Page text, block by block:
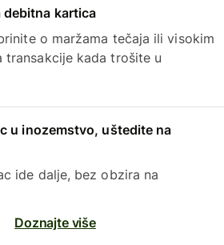
debitna kartica
o maržama tečaja ili visokim
transakcije kada trošite u
u inozemstvo, uštedite na
ide dalje, bez obzira na
Doznajte više